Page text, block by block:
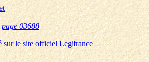
page 03688
sur le site officiel Legifrance